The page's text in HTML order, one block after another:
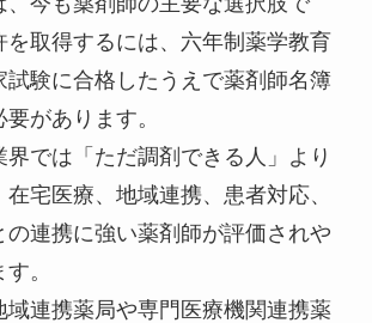
を取得するには、六年制薬学教育
試験に合格したうえで薬剤師名簿
があります。
では「ただ調剤できる人」より
宅医療、地域連携、患者対応、
の連携に強い薬剤師が評価されや
。
域連携薬局や専門医療機関連携薬